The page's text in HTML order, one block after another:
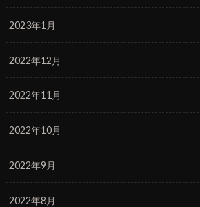
2023年1月
2022年12月
2022年11月
2022年10月
2022年9月
2022年8月